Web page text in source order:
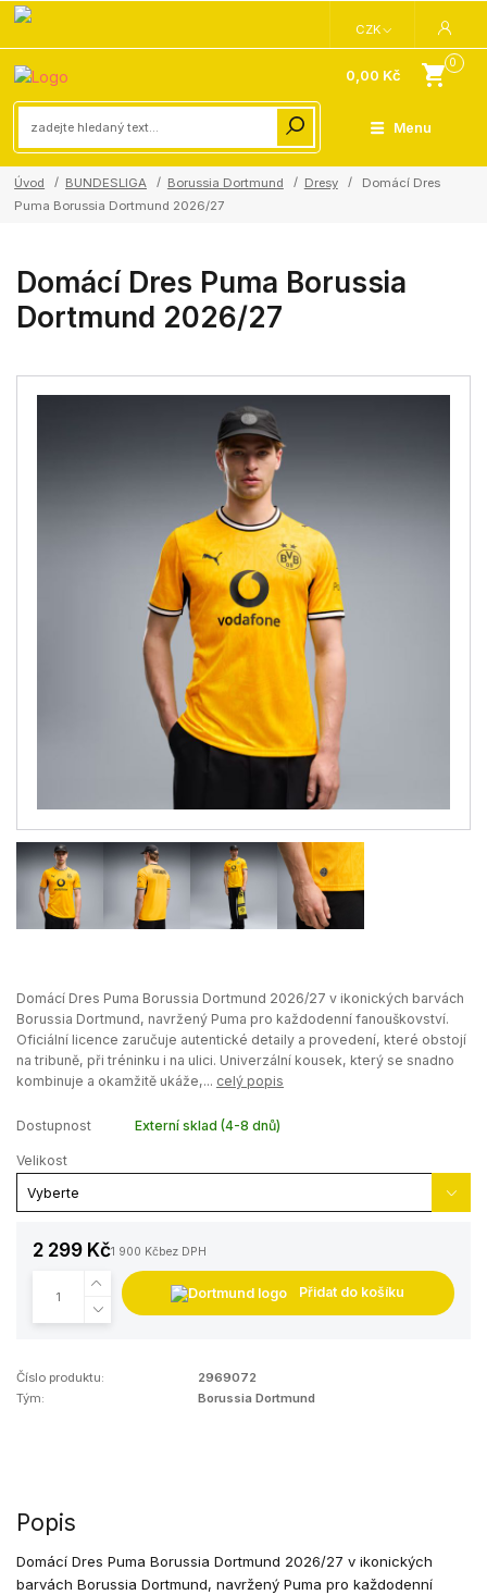
Menu
CZK
0
0,00 Kč
Úvod BUNDESLIGA Borussia Dortmund Dresy
Domácí Dres
Puma Borussia Dortmund 2026/27
Domácí Dres Puma Borussia
Dortmund 2026/27
Domácí Dres Puma Borussia Dortmund 2026/27 v ikonických barvách
Borussia Dortmund, navržený Puma pro každodenní fanouškovství.
Oficiální licence zaručuje autentické detaily a provedení, které obstojí
na tribuně, při tréninku i na ulici. Univerzální kousek, který se snadno
kombinuje a okamžitě ukáže,... celý popis
Dostupnost Externí sklad (4-8 dnů)
Velikost
2 299 Kč1 900 Kčbez DPH
Přidat do košíku
Číslo produktu:
2969072
Tým:
Borussia Dortmund
Popis
Domácí Dres Puma Borussia Dortmund 2026/27 v ikonických
barvách Borussia Dortmund, navržený Puma pro každodenní